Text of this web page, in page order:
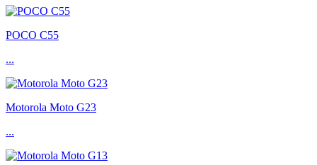
POCO C55
...
Motorola Moto G23
...